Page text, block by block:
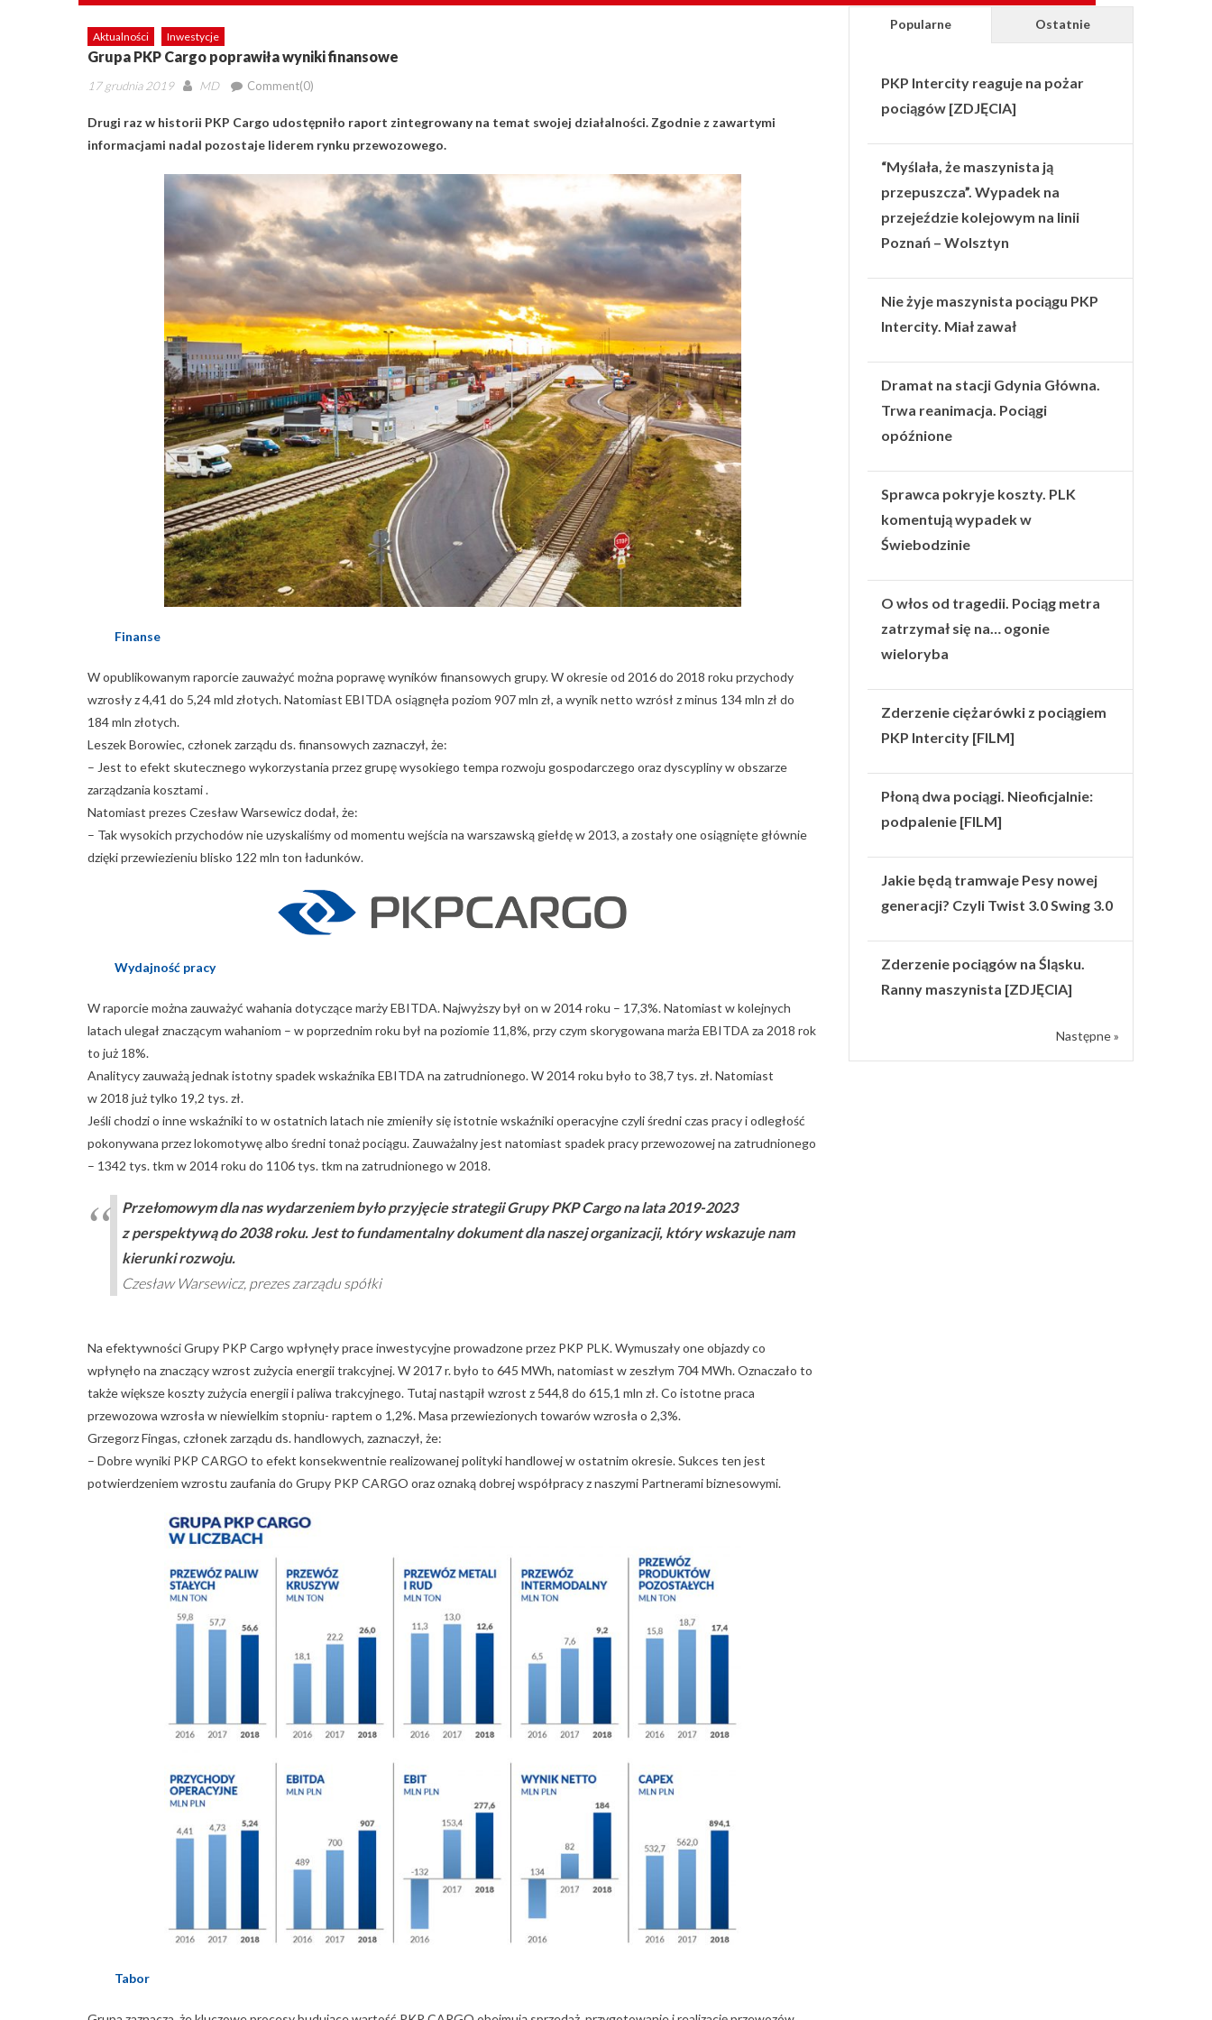
Aktualności Inwestycje
Grupa PKP Cargo poprawiła wyniki finansowe
Posted
17 grudnia 2019 Author
MD Comment(0)
Drugi raz w historii PKP Cargo udostępniło raport zintegrowany na temat swojej działalności. Zgodnie z zawartymi
informacjami nadal pozostaje liderem rynku przewozowego.
Finanse
W opublikowanym raporcie zauważyć można poprawę wyników finansowych grupy. W okresie od 2016 do 2018 roku przychody
wzrosły z 4,41 do 5,24 mld złotych. Natomiast EBITDA osiągnęła poziom 907 mln zł, a wynik netto wzrósł z minus 134 mln zł do
184 mln złotych.
Leszek Borowiec, członek zarządu ds. finansowych zaznaczył, że:
– Jest to efekt skutecznego wykorzystania przez grupę wysokiego tempa rozwoju gospodarczego oraz dyscypliny w obszarze
zarządzania kosztami .
Natomiast prezes Czesław Warsewicz dodał, że:
– Tak wysokich przychodów nie uzyskaliśmy od momentu wejścia na warszawską giełdę w 2013, a zostały one osiągnięte głównie
dzięki przewiezieniu blisko 122 mln ton ładunków.
Wydajność pracy
W raporcie można zauważyć wahania dotyczące marży EBITDA. Najwyższy był on w 2014 roku – 17,3%. Natomiast w kolejnych
latach ulegał znaczącym wahaniom – w poprzednim roku był na poziomie 11,8%, przy czym skorygowana marża EBITDA za 2018 rok
to już 18%.
Analitycy zauważą jednak istotny spadek wskaźnika EBITDA na zatrudnionego. W 2014 roku było to 38,7 tys. zł. Natomiast
w 2018 już tylko 19,2 tys. zł.
Jeśli chodzi o inne wskaźniki to w ostatnich latach nie zmieniły się istotnie wskaźniki operacyjne czyli średni czas pracy i odległość
pokonywana przez lokomotywę albo średni tonaż pociągu. Zauważalny jest natomiast spadek pracy przewozowej na zatrudnionego
– 1342 tys. tkm w 2014 roku do 1106 tys. tkm na zatrudnionego w 2018.
Przełomowym dla nas wydarzeniem było przyjęcie strategii Grupy PKP Cargo na lata 2019-2023
z perspektywą do 2038 roku. Jest to fundamentalny dokument dla naszej organizacji, który wskazuje nam
kierunki rozwoju.
Czesław Warsewicz, prezes zarządu spółki
Na efektywności Grupy PKP Cargo wpłynęły prace inwestycyjne prowadzone przez PKP PLK. Wymuszały one objazdy co
wpłynęło na znaczący wzrost zużycia energii trakcyjnej. W 2017 r. było to 645 MWh, natomiast w zeszłym 704 MWh. Oznaczało to
także większe koszty zużycia energii i paliwa trakcyjnego. Tutaj nastąpił wzrost z 544,8 do 615,1 mln zł. Co istotne praca
przewozowa wzrosła w niewielkim stopniu- raptem o 1,2%. Masa przewiezionych towarów wzrosła o 2,3%.
Grzegorz Fingas, członek zarządu ds. handlowych, zaznaczył, że:
– Dobre wyniki PKP CARGO to efekt konsekwentnie realizowanej polityki handlowej w ostatnim okresie. Sukces ten jest
potwierdzeniem wzrostu zaufania do Grupy PKP CARGO oraz oznaką dobrej współpracy z naszymi Partnerami biznesowymi.
Tabor
Popularne Ostatnie
PKP Intercity reaguje na pożar
pociągów [ZDJĘCIA]
“Myślała, że maszynista ją
przepuszcza”. Wypadek na
przejeździe kolejowym na linii
Poznań – Wolsztyn
Nie żyje maszynista pociągu PKP
Intercity. Miał zawał
Dramat na stacji Gdynia Główna.
Trwa reanimacja. Pociągi
opóźnione
Sprawca pokryje koszty. PLK
komentują wypadek w
Świebodzinie
O włos od tragedii. Pociąg metra
zatrzymał się na… ogonie
wieloryba
Zderzenie ciężarówki z pociągiem
PKP Intercity [FILM]
Płoną dwa pociągi. Nieoficjalnie:
podpalenie [FILM]
Jakie będą tramwaje Pesy nowej
generacji? Czyli Twist 3.0 Swing 3.0
Zderzenie pociągów na Śląsku.
Ranny maszynista [ZDJĘCIA]
Następne »